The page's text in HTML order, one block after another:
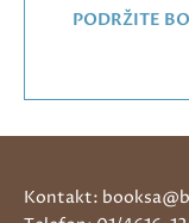
PODRŽITE
Kontakt: